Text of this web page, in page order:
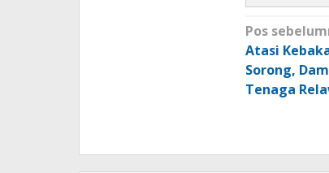
Navigasi
pos
Pos
Atasi
Sorong,
Tenaga